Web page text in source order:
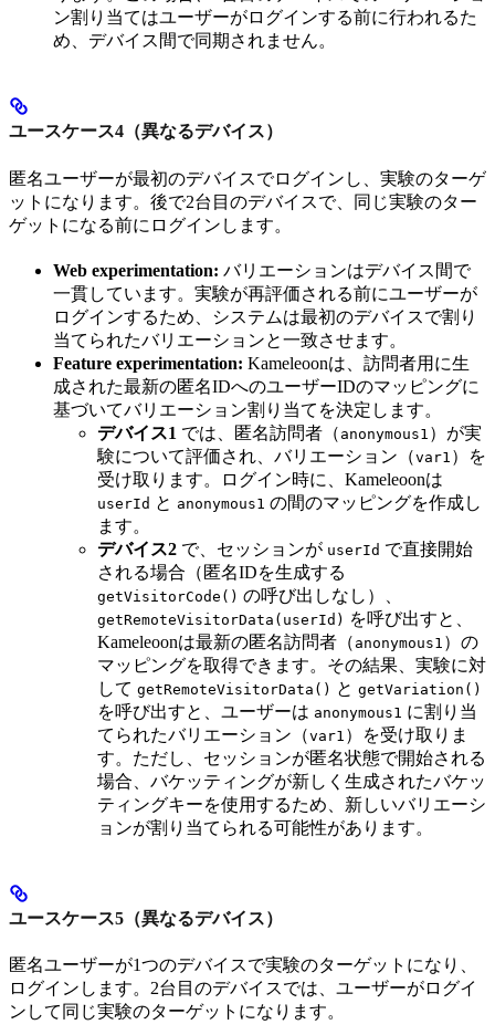
ン割り当てはユーザーがログインする前に行われるた
め、デバイス間で同期されません。
ユースケース4（異なるデバイス）
匿名ユーザーが最初のデバイスでログインし、実験のターゲ
ットになります。後で2台目のデバイスで、同じ実験のター
ゲットになる前にログインします。
Web experimentation: バリエーションはデバイス間で
一貫しています。実験が再評価される前にユーザーが
ログインするため、システムは最初のデバイスで割り
当てられたバリエーションと一致させます。
Feature experimentation: Kameleoonは、訪問者用に生
成された最新の匿名IDへのユーザーIDのマッピングに
基づいてバリエーション割り当てを決定します。
デバイス1 では、匿名訪問者（ anonymous1 ）が実
験について評価され、バリエーション（var1 ）を
受け取ります。ログイン時に、Kameleoonは
userId と anonymous1 の間のマッピングを作成し
ます。
デバイス2 で、セッションが userId で直接開始
される場合（匿名IDを生成する
getVisitorCode() の呼び出しなし）、
getRemoteVisitorData(userId) を呼び出すと、
Kameleoonは最新の匿名訪問者（ anonymous1 ）の
マッピングを取得できます。その結果、実験に対
して getRemoteVisitorData() と getVariation()
を呼び出すと、ユーザーは anonymous1 に割り当
てられたバリエーション（var1 ）を受け取りま
す。ただし、セッションが匿名状態で開始される
場合、バケッティングが新しく生成されたバケッ
ティングキーを使用するため、新しいバリエーシ
ョンが割り当てられる可能性があります。
ユースケース5（異なるデバイス）
匿名ユーザーが1つのデバイスで実験のターゲットになり、
ログインします。2台目のデバイスでは、ユーザーがログイ
ンして同じ実験のターゲットになります。